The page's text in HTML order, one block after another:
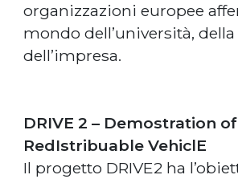
organizzazioni europee
mondo dell’università,
dell’impresa.
DRIVE 2 – Demostration
RedIstribuable VehiclE
Il progetto DRIVE2 ha